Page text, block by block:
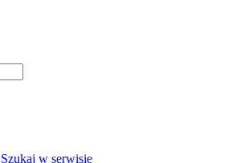
Szukaj w serwisie